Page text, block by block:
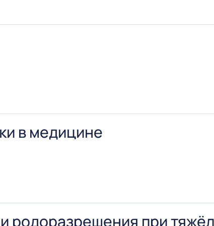
повышения познавательной и творческой
компьютерных учебно-методических
и основные «секреты» выступления,
в медицине
значение в медицине.
родоразрешения при